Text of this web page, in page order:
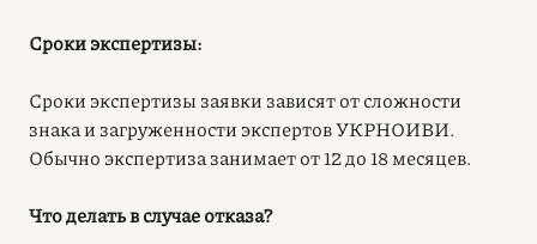
Сроки экспертизы:
Сроки экспертизы заявки зависят от сложности
знака и загруженности экспертов УКРНОИВИ.
Обычно экспертиза занимает от 12 до 18 месяцев.
Что делать в случае отказа?